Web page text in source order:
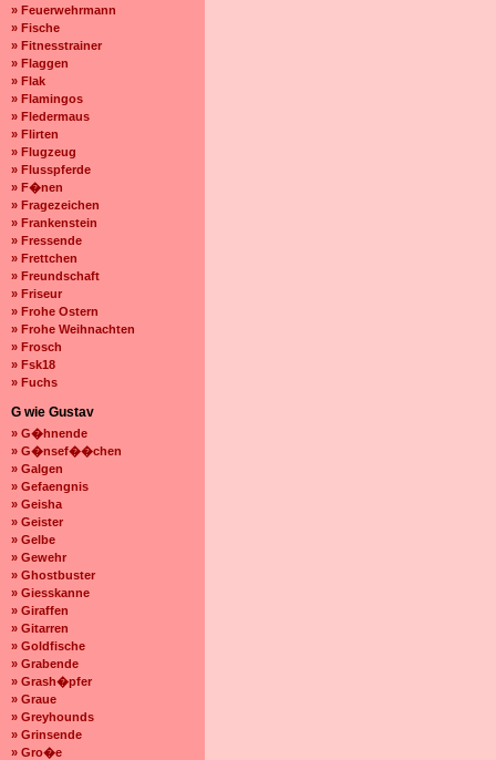
» Feuerwehrmann
» Fische
» Fitnesstrainer
» Flaggen
» Flak
» Flamingos
» Fledermaus
» Flirten
» Flugzeug
» Flusspferde
» F�nen
» Fragezeichen
» Frankenstein
» Fressende
» Frettchen
» Freundschaft
» Friseur
» Frohe Ostern
» Frohe Weihnachten
» Frosch
» Fsk18
» Fuchs
G wie Gustav
» G�hnende
» G�nsef��chen
» Galgen
» Gefaengnis
» Geisha
» Geister
» Gelbe
» Gewehr
» Ghostbuster
» Giesskanne
» Giraffen
» Gitarren
» Goldfische
» Grabende
» Grash�pfer
» Graue
» Greyhounds
» Grinsende
» Gro�e